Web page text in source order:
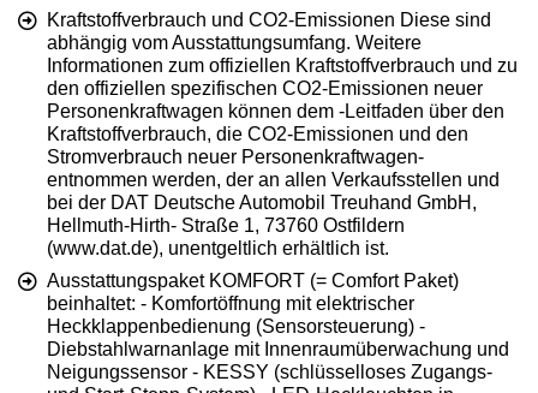
Kraftstoffverbrauch und CO2-Emissionen Diese sind
abhängig vom Ausstattungsumfang. Weitere
Informationen zum offiziellen Kraftstoffverbrauch und zu
den offiziellen spezifischen CO2-Emissionen neuer
Personenkraftwagen können dem -Leitfaden über den
Kraftstoffverbrauch, die CO2-Emissionen und den
Stromverbrauch neuer Personenkraftwagen-
entnommen werden, der an allen Verkaufsstellen und
bei der DAT Deutsche Automobil Treuhand GmbH,
Hellmuth-Hirth- Straße 1, 73760 Ostfildern
(www.dat.de), unentgeltlich erhältlich ist.
Ausstattungspaket KOMFORT (= Comfort Paket)
beinhaltet: - Komfortöffnung mit elektrischer
Heckklappenbedienung (Sensorsteuerung) -
Diebstahlwarnanlage mit Innenraumüberwachung und
Neigungssensor - KESSY (schlüsselloses Zugangs-